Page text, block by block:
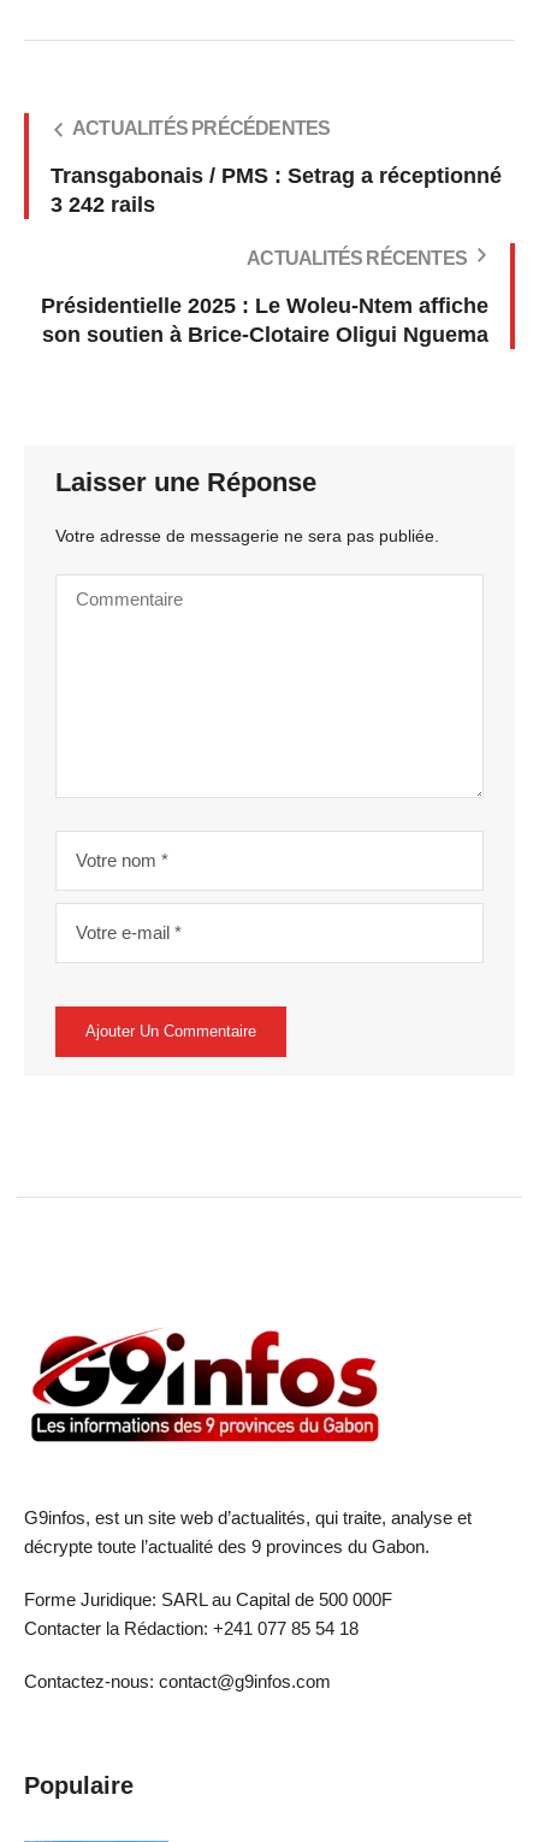
ACTUALITÉS PRÉCÉDENTES
Transgabonais / PMS : Setrag a réceptionné
3 242 rails
ACTUALITÉS RÉCENTES
Présidentielle 2025 : Le Woleu-Ntem affiche
son soutien à Brice-Clotaire Oligui Nguema
Laisser une Réponse
Votre adresse de messagerie ne sera pas publiée.
G9infos, est un site web d’actualités, qui traite, analyse et
décrypte toute l’actualité des 9 provinces du Gabon.
Forme Juridique: SARL au Capital de 500 000F
Contacter la Rédaction: +241 077 85 54 18
Contactez-nous: contact@g9infos.com
Populaire